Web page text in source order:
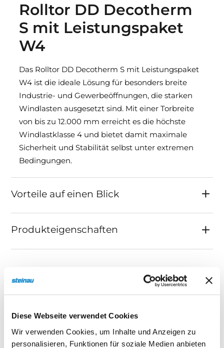
Diese Webseite verwendet Cookies
Wir verwenden Cookies, um Inhalte und Anzeigen zu
personalisieren, Funktionen für soziale Medien anbieten
Rolltor DD Decotherm
S mit Leistungspaket
W4
Das Rolltor DD Decotherm S mit Leistungspaket
W4 ist die ideale Lösung für besonders breite
Industrie- und Gewerbeöffnungen, die starken
Windlasten ausgesetzt sind. Mit einer Torbreite
von bis zu 12.000 mm erreicht es die höchste
Windlastklasse 4 und bietet damit maximale
Sicherheit und Stabilität selbst unter extremen
Bedingungen.
Vorteile auf einen Blick
Produkteigenschaften
Rolltor-/Rollgitter-
Kombination SSG DD
die ideale Lösung für besonders große Industrie-